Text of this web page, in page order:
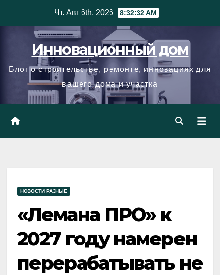
Чт. Авг 6th, 2026 8:32:33 AM
Инновационный дом
Блог о строительстве, ремонте, инновациях для
вашего дома и участка
НОВОСТИ РАЗНЫЕ
«Лемана ПРО» к
2027 году намерен
перерабатывать не